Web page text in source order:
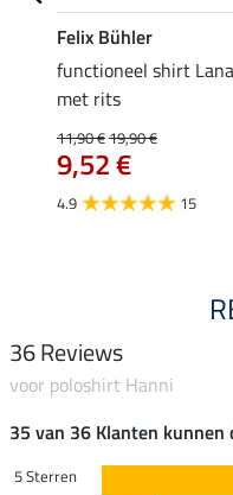
Felix Bühler
functioneel shirt Lana
met rits
11,90 €19,90 €
9,52 €
4.9 15
36 Reviews
voor poloshirt Hanni
35 van 36 Klanten
5 Sterren